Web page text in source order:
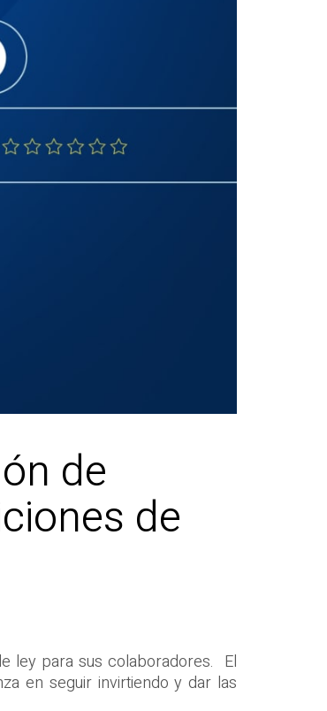
de
de
ley para sus colaboradores. El
en seguir invirtiendo y dar las